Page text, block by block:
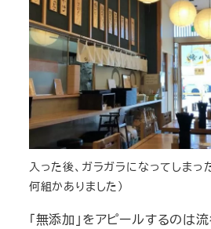
入った後、ガラガラになってしまっ
何組かありました）
「無添加」をアピールするのは